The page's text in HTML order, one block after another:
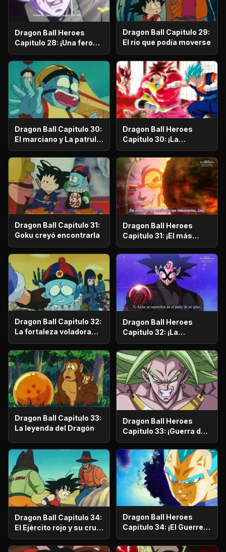
Dragon Ball Heroes
Capitulo 28: ¡Una feroz
batalla entre el espacio
y el tiempo! Vegetto
contra Super Fu
Dragon Ball Capitulo 29:
El río que podía moverse
Dragon Ball Capitulo 30:
El marciano y La patrulla
misteriosa
Dragon Ball Heroes
Capitulo 30: ¡La
reencarnación del mal!
¡El nacimiento del nuevo
Rey Oscuro, Fu!
Dragon Ball Capitulo 31:
Goku creyó encontrarla
Dragon Ball Heroes
Capitulo 31: ¡El más
malvado superando sus
límites! ¡El regreso de
Broly!
Dragon Ball Capitulo 32:
La fortaleza voladora
Dragon Ball Heroes
Capitulo 32: ¡La
conclusión del Génesis
Universal! ¡El
nacimiento de un nuevo
mundo!
Dragon Ball Capitulo 33:
La leyenda del Dragón
Dragon Ball Heroes
Capitulo 33: ¡Guerra del
Nuevo Espacio-Tiempo!
¡El comienzo de una
feroz batalla decisiva!
Dragon Ball Capitulo 34:
El Ejército rojo y su cruel
comandante general
Dragon Ball Heroes
Capitulo 34: ¡El Guerrero
nueva aventura